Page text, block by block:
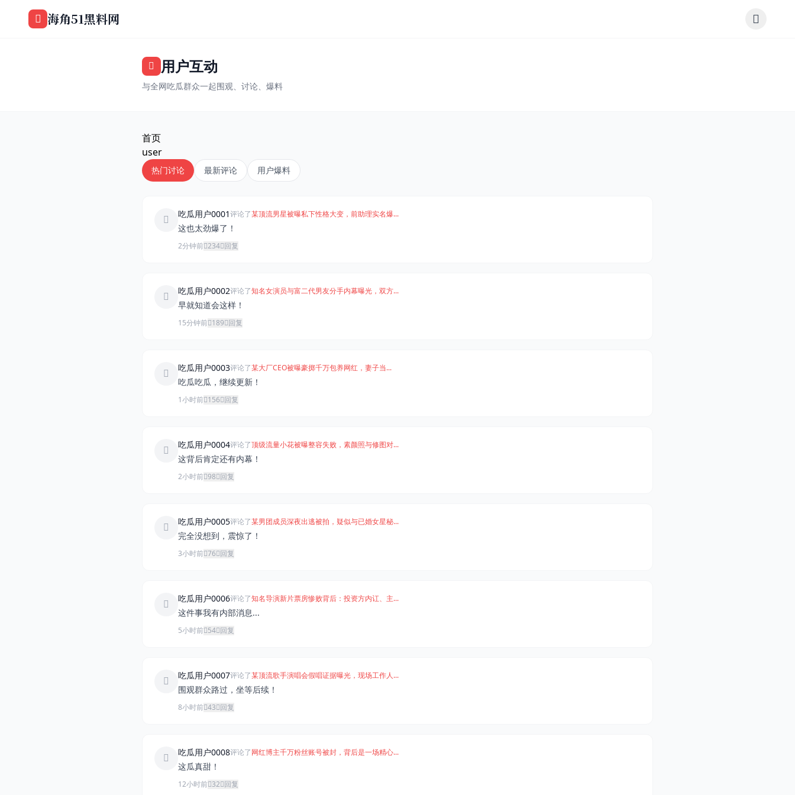
跳过导航
海角51黑料网
用户互动
与全网吃瓜群众一起围观、讨论、爆料
首页
user
热门讨论 最新评论 用户爆料
吃瓜用户0001评论了某顶流男星被曝私下性格大变，前助理实名爆...
这也太劲爆了！
2分钟前 234 回复
吃瓜用户0002评论了知名女演员与富二代男友分手内幕曝光，双方...
早就知道会这样！
15分钟前 189 回复
吃瓜用户0003评论了某大厂CEO被曝豪掷千万包养网红，妻子当...
吃瓜吃瓜，继续更新！
1小时前 156 回复
吃瓜用户0004评论了顶级流量小花被曝整容失败，素颜照与修图对...
这背后肯定还有内幕！
2小时前 98 回复
吃瓜用户0005评论了某男团成员深夜出逃被拍，疑似与已婚女星秘...
完全没想到，震惊了！
3小时前 76 回复
吃瓜用户0006评论了知名导演新片票房惨败背后：投资方内讧、主...
这件事我有内部消息...
5小时前 54 回复
吃瓜用户0007评论了某顶流歌手演唱会假唱证据曝光，现场工作人...
围观群众路过，坐等后续！
8小时前 43 回复
吃瓜用户0008评论了网红博主千万粉丝账号被封，背后是一场精心...
这瓜真甜！
12小时前 32 回复